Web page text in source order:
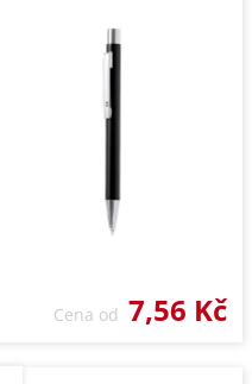
Cena od 7,56 Kč